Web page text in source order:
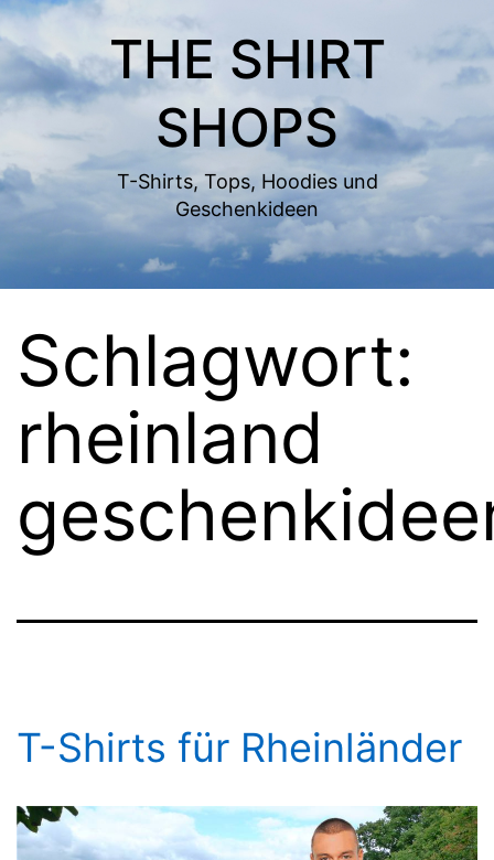
Zum
Inhalt
springen
THE SHIRT
SHOPS
T-Shirts, Tops, Hoodies und
Geschenkideen
Schlagwort:
rheinland
T-Shirts für Rheinländer